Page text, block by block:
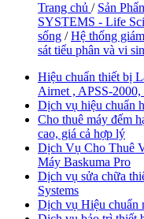
Trang chủ / Sản
SYSTEMS - Life
sống /Hệ thống
sát tiểu phân và vi
Hiệu chuẩn thiết bị
Airnet , APSS-
Dịch vụ hiệu chuẩn
Cho thuê máy đếm
cao, giá cả hợp lý
Dịch Vụ Cho Thuê
Máy Baskuma Pro
Dịch vụ sửa chữa
Systems
Dịch vụ Hiệu chuẩn